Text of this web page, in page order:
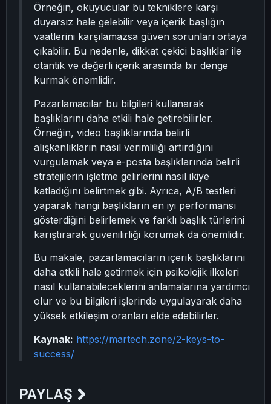
Örneğin, okuyucular bu tekniklere karşı
duyarsız hale gelebilir veya içerik başlığın
vaatlerini karşılamazsa güven sorunları ortaya
çıkabilir. Bu nedenle, dikkat çekici başlıklar ile
otantik ve değerli içerik arasında bir denge
kurmak önemlidir.
Pazarlamacılar bu bilgileri kullanarak
başlıklarını daha etkili hale getirebilirler.
Örneğin, video başlıklarında belirli
alışkanlıkların nasıl verimliliği artırdığını
vurgulamak veya e-posta başlıklarında belirli
stratejilerin işletme gelirlerini nasıl ikiye
katladığını belirtmek gibi. Ayrıca, A/B testleri
yaparak hangi başlıkların en iyi performansı
gösterdiğini belirlemek ve farklı başlık türlerini
karıştırarak güvenilirliği korumak da önemlidir.
Bu makale, pazarlamacıların içerik başlıklarını
daha etkili hale getirmek için psikolojik ilkeleri
nasıl kullanabileceklerini anlamalarına yardımcı
olur ve bu bilgileri işlerinde uygulayarak daha
yüksek etkileşim oranları elde edebilirler.
Kaynak: https://martech.zone/2-keys-to-
success/
PAYLAŞ